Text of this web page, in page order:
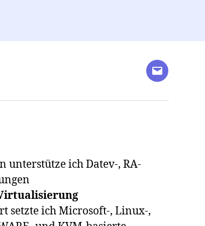
E-
unterstütze ich Datev-, RA-
setzte ich Microsoft-, Linux-,